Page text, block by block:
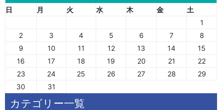
日
月 火 水 木 金
土
1
2
3 4 5 6 7
8
9
10 11 12 13 14
15
16
17 18 19 20 21
22
23
24 25 26 27 28
29
30
31
カテゴリー一覧